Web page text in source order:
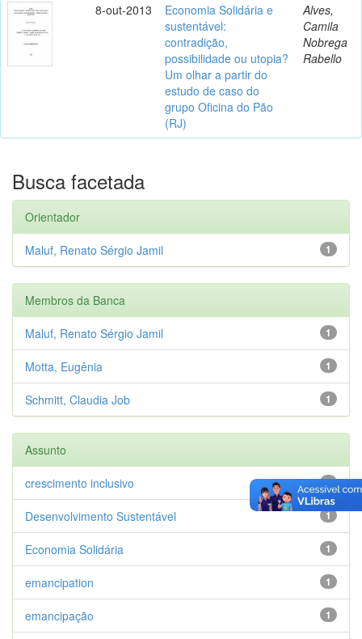
8-out-2013
Economia Solidária e
sustentável:
contradição,
possibilidade ou utopia?
Um olhar a partir do
estudo de caso do
grupo Oficina do Pão
(RJ)
Alves,
Camila
Nobrega
Rabello
Busca facetada
Orientador
1
Maluf, Renato Sérgio Jamil
Membros da Banca
1
Maluf, Renato Sérgio Jamil
1
Motta, Eugênia
1
Schmitt, Claudia Job
Assunto
1
crescimento inclusivo
1
Desenvolvimento Sustentável
1
Economia Solidária
1
emancipation
1
emancipação